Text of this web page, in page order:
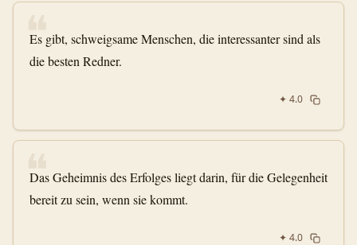
❝
Es gibt, schweigsame Menschen, die interessanter sind als
die besten Redner.
✦ 4.0
❝
Das Geheimnis des Erfolges liegt darin, für die Gelegenheit
bereit zu sein, wenn sie kommt.
✦ 4.0